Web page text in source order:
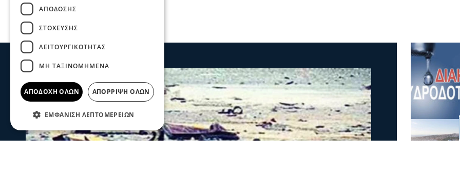
ΑΠΌΔΟΣΗΣ
ΣΤΌΧΕΥΣΗΣ
ΛΕΙΤΟΥΡΓΙΚΌΤΗΤΑΣ
ΜΗ ΤΑΞΙΝΟΜΗΜΈΝΑ
ΑΠΟΔΟΧΉ ΌΛΩΝ ΑΠΌΡΡΙΨΗ ΌΛΩΝ
ΕΜΦΆΝΙΣΗ ΛΕΠΤΟΜΕΡΕΙΏΝ